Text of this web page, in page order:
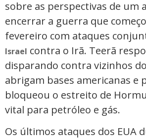
sobre as perspectivas de um
encerrar a guerra que
fevereiro com ataques
Israel contra o Irã. Teerã
disparando contra vizinhos
abrigam bases americanas e
bloqueou o estreito de
vital para petróleo e gás.
Os últimos ataques dos EUA